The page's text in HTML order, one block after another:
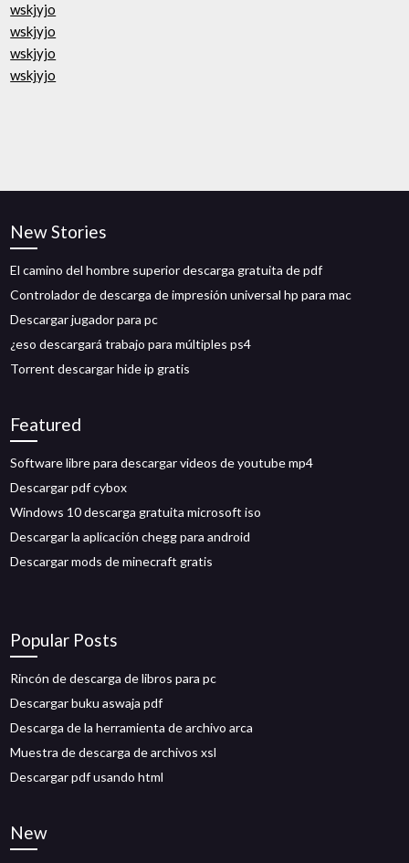
wskjyjo
wskjyjo
wskjyjo
wskjyjo
New Stories
El camino del hombre superior descarga gratuita de pdf
Controlador de descarga de impresión universal hp para mac
Descargar jugador para pc
¿eso descargará trabajo para múltiples ps4
Torrent descargar hide ip gratis
Featured
Software libre para descargar videos de youtube mp4
Descargar pdf cybox
Windows 10 descarga gratuita microsoft iso
Descargar la aplicación chegg para android
Descargar mods de minecraft gratis
Popular Posts
Rincón de descarga de libros para pc
Descargar buku aswaja pdf
Descarga de la herramienta de archivo arca
Muestra de descarga de archivos xsl
Descargar pdf usando html
New